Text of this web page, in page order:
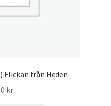
Flickan från Heden
kr